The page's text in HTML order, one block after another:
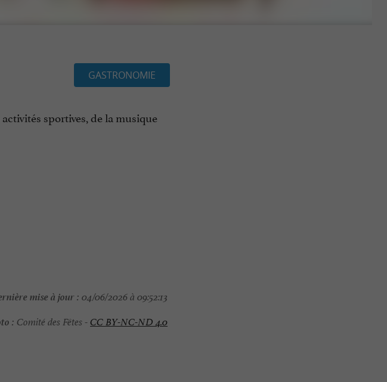
GASTRONOMIE
sportives, de la musique
mise à jour : 04/06/2026 à 09:52:13
: Comité des Fêtes -CC BY-NC-ND 4.0